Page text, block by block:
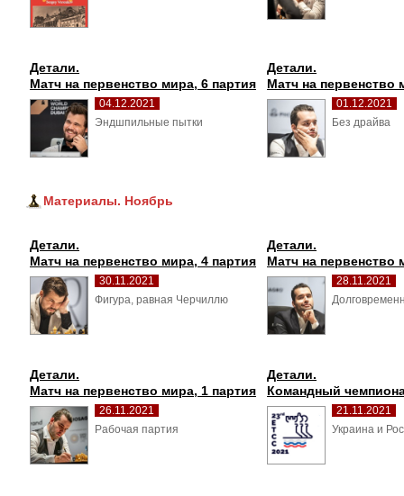
Детали.
Матч на первенство мира, 6 партия
04.12.2021
Эндшпильные пытки
Детали.
Матч на первенство
01.12.2021
Без драйва
Материалы. Ноябрь
Детали.
Матч на первенство мира, 4 партия
30.11.2021
Фигура, равная Черчиллю
Детали.
Матч на первенство
28.11.2021
Детали.
Матч на первенство мира, 1 партия
26.11.2021
Рабочая партия
Детали.
Командный
21.11.2021
Украина и